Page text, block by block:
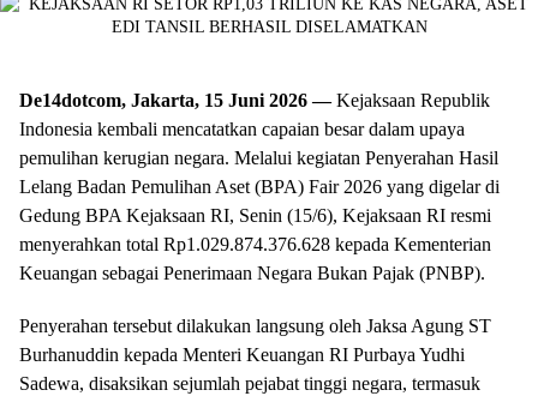
De14dotcom, Jakarta, 15 Juni 2026 —Kejaksaan Republik
Indonesia kembali mencatatkan capaian besar dalam upaya
pemulihan kerugian negara. Melalui kegiatan Penyerahan Hasil
Lelang Badan Pemulihan Aset (BPA) Fair 2026 yang digelar di
Gedung BPA Kejaksaan RI, Senin (15/6), Kejaksaan RI resmi
menyerahkan total Rp1.029.874.376.628 kepada Kementerian
Keuangan sebagai Penerimaan Negara Bukan Pajak (PNBP).
Penyerahan tersebut dilakukan langsung oleh Jaksa Agung ST
Burhanuddin kepada Menteri Keuangan RI Purbaya Yudhi
Sadewa, disaksikan sejumlah pejabat tinggi negara, termasuk